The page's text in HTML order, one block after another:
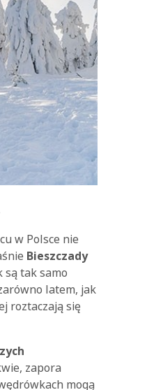
w Polsce nie
Bieszczady
są tak samo
latem, jak
roztaczają się
zapora
mogą